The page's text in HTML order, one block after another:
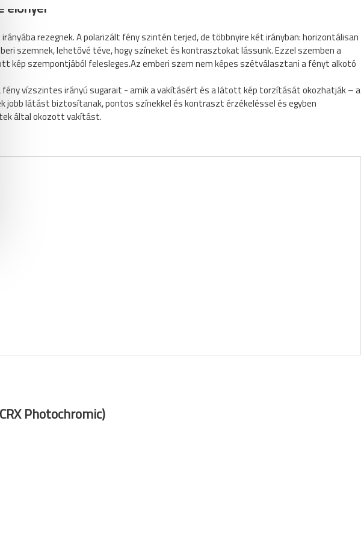
előnyei
rezegnek. A polarizált fény szintén terjed, de többnyire két irányban: horizontálisan
szemnek, lehetővé téve, hogy színeket és kontrasztokat lássunk. Ezzel szemben a
kép szempontjából felesleges.Az emberi szem nem képes szétválasztani a fényt alkotó
fény vízszintes irányú sugarait - amik a vakításért és a látott kép torzítását okozhatják – a
látást biztosítanak, pontos színekkel és kontraszt érzékeléssel és egyben
által okozott vakítást.
Photochromic)